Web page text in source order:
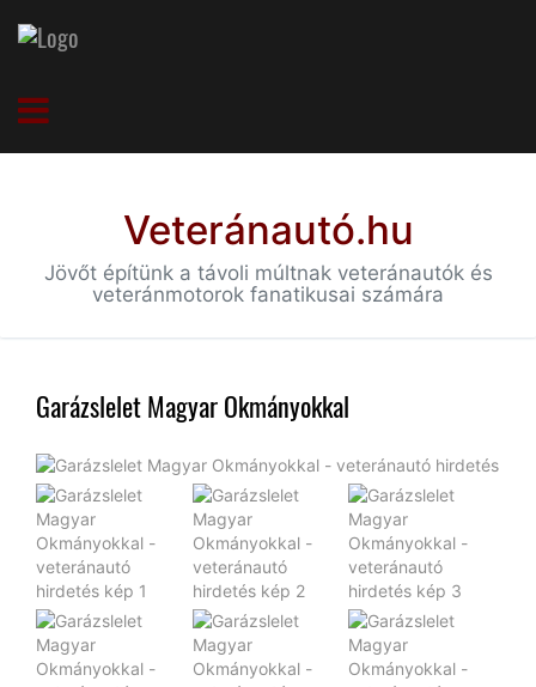
Veteránautó.hu
Jövőt építünk a távoli múltnak veteránautók és
veteránmotorok fanatikusai számára
Garázslelet Magyar Okmányokkal